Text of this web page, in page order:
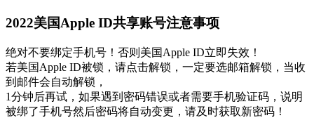
2022美国Apple ID共享账号注意事项
绝对不要绑定手机号！否则美国Apple ID立即失效！
若美国Apple ID被锁，请点击解锁，一定要选邮箱解锁，当收
到邮件会自动解锁，
1分钟后再试，如果遇到密码错误或者需要手机验证码，说明
被绑了手机号然后密码将自动变更，请及时获取新密码！